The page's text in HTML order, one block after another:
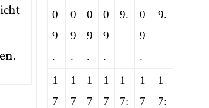
0
9
.
0
9
.
0
9
.
0
9
.
9.
0
9
.
9.
1
7
1
7
1
7
1
7
1
7:
1
7
1
7: